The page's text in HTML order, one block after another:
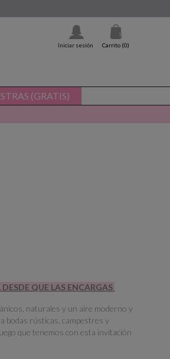
Iniciar sesión Carrito (0)
(GRATIS)
QUE LAS ENCARGAS
naturales y un aire moderno y
bodas rústicas, campestres y
que tenemos con esta invitación